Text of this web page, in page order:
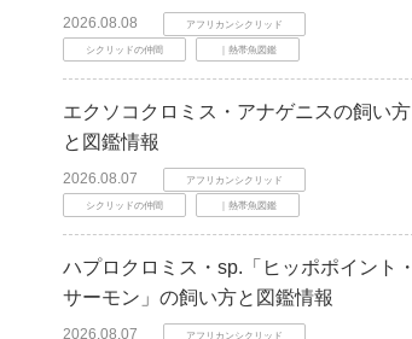
2026.08.08 アフリカンシクリッド
シクリッドの仲間 ｜熱帯魚図鑑
エクソコクロミス・アナゲニスの飼い方
と図鑑情報
2026.08.07 アフリカンシクリッド
シクリッドの仲間 ｜熱帯魚図鑑
ハプロクロミス・sp.「ヒッポポイント・
サーモン」の飼い方と図鑑情報
2026.08.07 アフリカンシクリッド